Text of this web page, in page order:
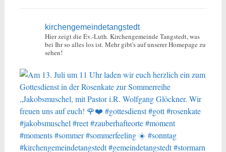
kirchengemeindetangstedt
Hier zeigt die Ev.-Luth. Kirchengemeinde Tangstedt, was
bei Ihr so alles los ist.Mehr gibt's auf unserer Homepage zu
sehen!